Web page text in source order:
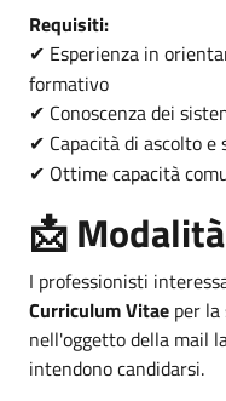
Requisiti:
✔ Esperienza in
formativo
✔ Conoscenza dei
✔ Capacità di ascolto
✔ Ottime capacità
📩
I professionisti
Curriculum Vitae per
nell'oggetto della mail
intendono candidarsi.